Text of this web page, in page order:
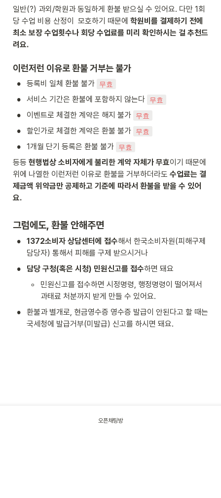
일반(?) 과외/학원과 동일하게 환불 받으실 수 있어요. 다만 1회
당 수업 비용 산정이  모호하기 때문에 학원비를 결제하기 전에
최소 보장 수업횟수나 회당 수업료를 미리 확인하시는 걸 추천드
려요.
이런저런 이유로 환불 거부는 불가
• 등록비 일체 환불 불가 무효
• 서비스 기간은 환불에 포함하지 않는다 무효
• 이벤트로 체결한 계약은 해지 불가 무효
• 할인가로 체결한 계약은 환불 불가 무효
• 1개월 단기 등록은 환불 불가 무효
등등 현행법상 소비자에게 불리한 계약 자체가 무효이기 때문에
위에 나열한 이런저런 이유로 환불을 거부하더라도 수업료는 결
제금액 위약금만 공제하고 기준에 따라서 환불을 받을 수 있어
요.
그럼에도, 환불 안해주면
• 1372소비자 상담센터에 접수해서 한국소비자원(피해구제
담당자) 통해서 피해를 구제 받으시거나
• 담당 구청(혹은 시청) 민원신고를 접수하면 돼요
◦
민원신고를 접수하면 시정명령, 행정명령이 떨어져서
과태료 처분까지 받게 만들 수 있어요.
•
환불과 별개로, 현금영수증 영수증 발급이 안된다고 할 때는
국세청에 발급거부(미발급) 신고를 하시면 돼요.
오픈채팅방